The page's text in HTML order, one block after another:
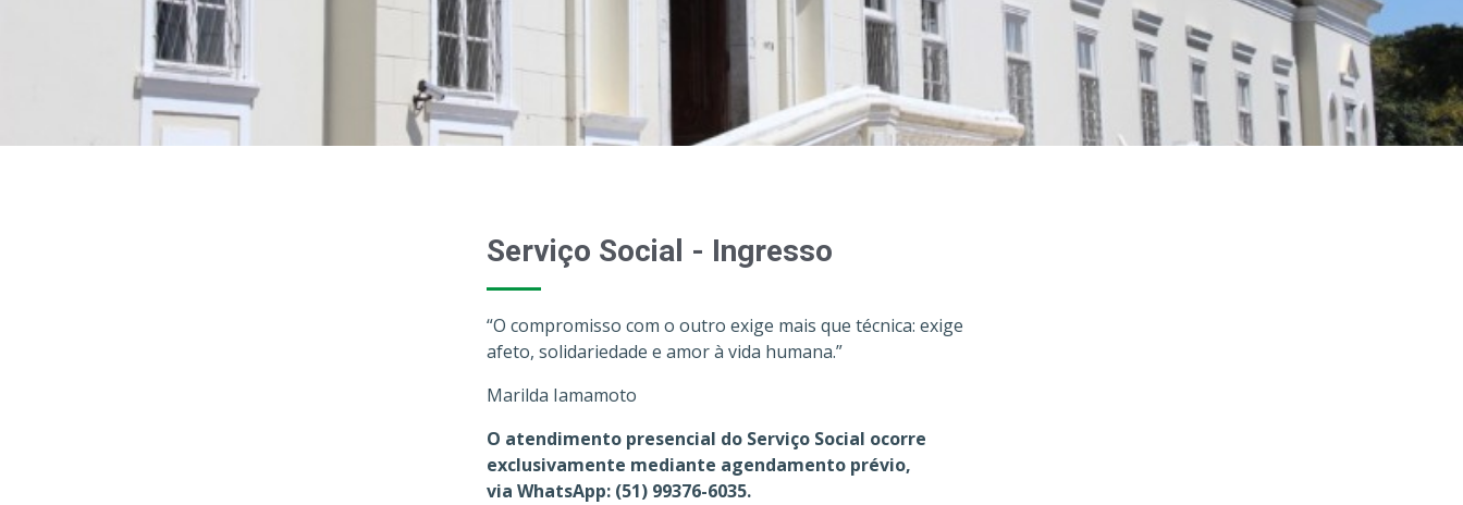
Serviço Social - Ingresso
“O compromisso com o outro exige mais que técnica: exige
afeto, solidariedade e amor à vida humana.”
Marilda Iamamoto
O atendimento presencial do Serviço Social ocorre
exclusivamente mediante agendamento prévio,
via WhatsApp: (51) 99376-6035.